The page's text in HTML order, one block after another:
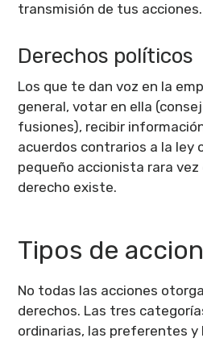
transmisión de tus acciones.
Derechos políticos
Los que te dan voz en la
general, votar en ella
fusiones), recibir
acuerdos contrarios a la ley
pequeño accionista rara
derecho existe.
Tipos de
No todas las acciones
derechos. Las tres
ordinarias, las preferentes y